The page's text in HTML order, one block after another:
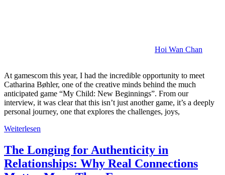
Hoi Wan Chan
At gamescom this year, I had the incredible opportunity to meet
Catharina Bøhler, one of the creative minds behind the much
anticipated game “My Child: New Beginnings”. From our
interview, it was clear that this isn’t just another game, it’s a deeply
personal journey, one that explores the challenges, joys,
Weiterlesen
The Longing for Authenticity in
Relationships: Why Real Connections